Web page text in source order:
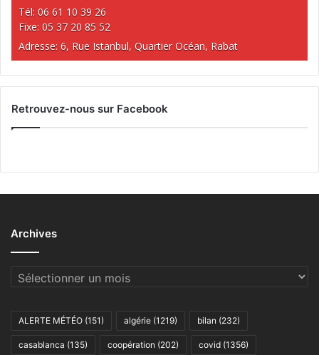
Tél: 06 61 10 39 26
Fixe: 05 37 20 85 52
Adresse: 6, Rue Istanbul, Quartier Océan, Rabat
Retrouvez-nous sur Facebook
Archives
Archives
ALERTE MÉTÉO (151) algérie (1219) bilan (232)
casablanca (135) coopération (202) covid (1356)